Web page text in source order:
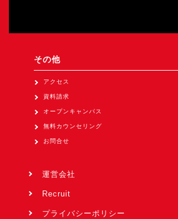
その他
アクセス
資料請求
オープンキャンパス
無料カウンセリング
お問合せ
運営会社
Recruit
プライバシーポリシー